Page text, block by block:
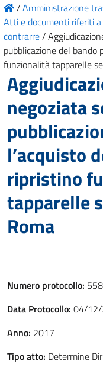
/Amministrazione
Atti e documenti riferiti a
contrarre/
pubblicazione del bando
funzionalità tapparelle
negoziata
l’acquisto
ripristino
tapparelle
Roma
Numero protocollo:
Data Protocollo: 04/
Anno: 2017
Tipo atto: Determine